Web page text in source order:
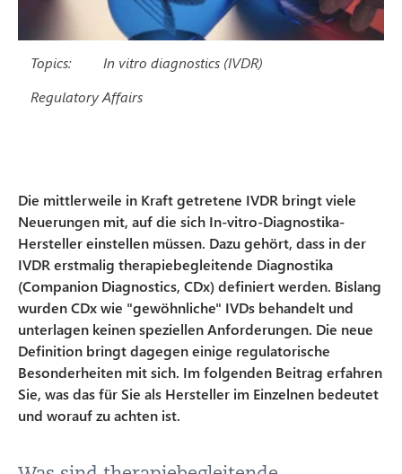
Topics:
In vitro diagnostics (IVDR)
Regulatory Affairs
Die mittlerweile in Kraft getretene IVDR bringt viele
Neuerungen mit, auf die sich In-vitro-Diagnostika-
Hersteller einstellen müssen. Dazu gehört, dass in der
IVDR erstmalig therapiebegleitende Diagnostika
(Companion Diagnostics, CDx) definiert werden. Bislang
wurden CDx wie "gewöhnliche" IVDs behandelt und
unterlagen keinen speziellen Anforderungen. Die neue
Definition bringt dagegen einige regulatorische
Besonderheiten mit sich. Im folgenden Beitrag erfahren
Sie, was das für Sie als Hersteller im Einzelnen bedeutet
und worauf zu achten ist.